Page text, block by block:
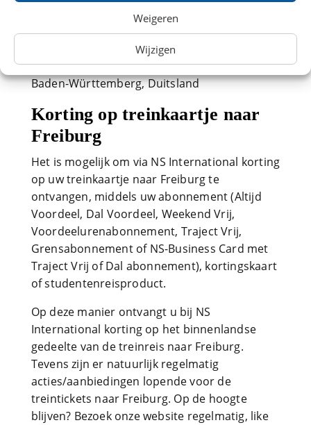
Weigeren
Wijzigen
Trein naar station Freiburg
10 Humboldtstraße
79098 Freiburg im Breisgau
Baden-Württemberg, Duitsland
Korting op treinkaartje naar
Freiburg
Het is mogelijk om via NS International korting
op uw treinkaartje naar Freiburg te
ontvangen, middels uw abonnement (Altijd
Voordeel, Dal Voordeel, Weekend Vrij,
Voordeelurenabonnement, Traject Vrij,
Grensabonnement of NS-Business Card met
Traject Vrij of Dal abonnement), kortingskaart
of studentenreisproduct.
Op deze manier ontvangt u bij NS
International korting op het binnenlandse
gedeelte van de treinreis naar Freiburg.
Tevens zijn er natuurlijk regelmatig
acties/aanbiedingen lopende voor de
treintickets naar Freiburg. Op de hoogte
blijven? Bezoek onze website regelmatig, like